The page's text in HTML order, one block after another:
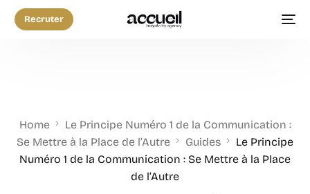
Recruter
Home
Le Principe Numéro 1 de la Communication :
Se Mettre à la Place de l’Autre
Guides
Le Principe
Numéro 1 de la Communication : Se Mettre à la Place
de l’Autre